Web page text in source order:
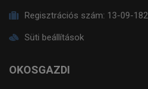
Regisztrációs szám: 13-09-
Süti beállítások
OKOSGAZDI